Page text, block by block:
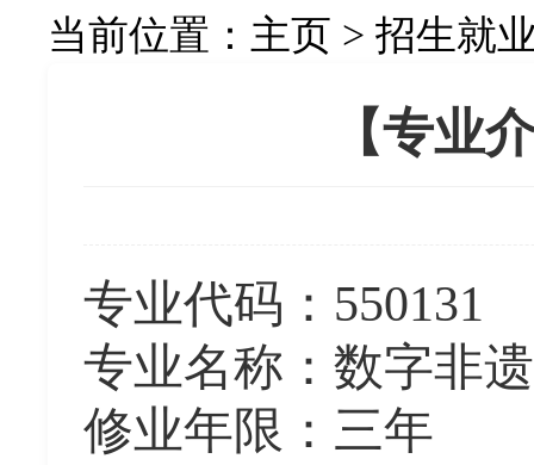
当前位置： 主页 > 招生就
【专业
专业代码： 550131
专业名称： 数字非
修业年限：三年